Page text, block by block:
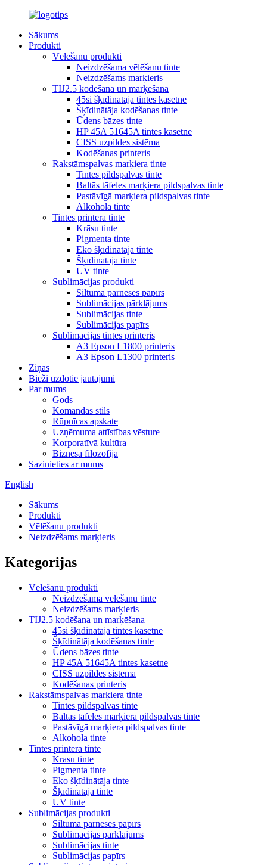
Sākums
Produkti
Vēlēšanu produkti
Neizdzēšama vēlēšanu tinte
Neizdzēšams marķieris
TIJ2.5 kodēšana un marķēšana
45si šķīdinātāja tintes kasetne
Šķīdinātāja kodēšanas tinte
Ūdens bāzes tinte
HP 45A 51645A tintes kasetne
CISS uzpildes sistēma
Kodēšanas printeris
Rakstāmspalvas marķiera tinte
Tintes pildspalvas tinte
Baltās tāfeles marķiera pildspalvas tinte
Pastāvīgā marķiera pildspalvas tinte
Alkohola tinte
Tintes printera tinte
Krāsu tinte
Pigmenta tinte
Eko šķīdinātāja tinte
Šķīdinātāja tinte
UV tinte
Sublimācijas produkti
Siltuma pārneses papīrs
Sublimācijas pārklājums
Sublimācijas tinte
Sublimācijas papīrs
Sublimācijas tintes printeris
A3 Epson L1800 printeris
A3 Epson L1300 printeris
Ziņas
Bieži uzdotie jautājumi
Par mums
Gods
Komandas stils
Rūpnīcas apskate
Uzņēmuma attīstības vēsture
Korporatīvā kultūra
Biznesa filozofija
Sazinieties ar mums
English
Sākums
Produkti
Vēlēšanu produkti
Neizdzēšams marķieris
Kategorijas
Vēlēšanu produkti
Neizdzēšama vēlēšanu tinte
Neizdzēšams marķieris
TIJ2.5 kodēšana un marķēšana
45si šķīdinātāja tintes kasetne
Šķīdinātāja kodēšanas tinte
Ūdens bāzes tinte
HP 45A 51645A tintes kasetne
CISS uzpildes sistēma
Kodēšanas printeris
Rakstāmspalvas marķiera tinte
Tintes pildspalvas tinte
Baltās tāfeles marķiera pildspalvas tinte
Pastāvīgā marķiera pildspalvas tinte
Alkohola tinte
Tintes printera tinte
Krāsu tinte
Pigmenta tinte
Eko šķīdinātāja tinte
Šķīdinātāja tinte
UV tinte
Sublimācijas produkti
Siltuma pārneses papīrs
Sublimācijas pārklājums
Sublimācijas tinte
Sublimācijas papīrs